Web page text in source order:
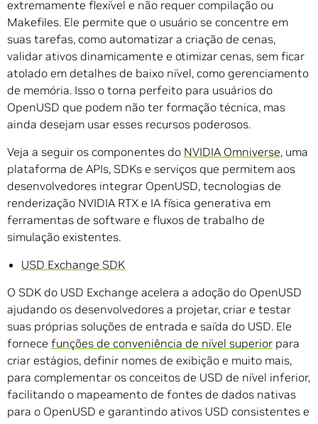
extremamente flexível e não requer compilação ou
Makefiles. Ele permite que o usuário se concentre em
suas tarefas, como automatizar a criação de cenas,
validar ativos dinamicamente e otimizar cenas, sem ficar
atolado em detalhes de baixo nível, como gerenciamento
de memória. Isso o torna perfeito para usuários do
OpenUSD que podem não ter formação técnica, mas
ainda desejam usar esses recursos poderosos.
Veja a seguir os componentes do NVIDIA Omniverse, uma
plataforma de APIs, SDKs e serviços que permitem aos
desenvolvedores integrar OpenUSD, tecnologias de
renderização NVIDIA RTX e IA física generativa em
ferramentas de software e fluxos de trabalho de
simulação existentes.
USD Exchange SDK
O SDK do USD Exchange acelera a adoção do OpenUSD
ajudando os desenvolvedores a projetar, criar e testar
suas próprias soluções de entrada e saída do USD. Ele
fornece funções de conveniência de nível superior para
criar estágios, definir nomes de exibição e muito mais,
para complementar os conceitos de USD de nível inferior,
facilitando o mapeamento de fontes de dados nativas
para o OpenUSD e garantindo ativos USD consistentes e